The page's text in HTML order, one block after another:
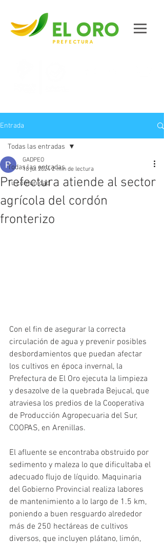
Entrada
Todas las entradas
Tu comunidad
Todas las entradas
Prefectura atiende al sector
agrícola del cordón
fronterizo
GADPEO
18 jul 2024 2 min de lectura
Con el fin de asegurar la correcta
circulación de agua y prevenir posibles
desbordamientos que puedan afectar
los cultivos en época invernal, la
Prefectura de El Oro ejecuta la limpieza
y desazolve de la quebrada Bejucal, que
atraviesa los predios de la Cooperativa
de Producción Agropecuaria del Sur,
COOPAS, en Arenillas.
El afluente se encontraba obstruido por
sedimento y maleza lo que dificultaba el
adecuado flujo de líquido. Maquinaria
del Gobierno Provincial realiza labores
de mantenimiento a lo largo de 1.5 km,
poniendo a buen resguardo alrededor
más de 250 hectáreas de cultivos
diversos, que incluyen plátano, limón,